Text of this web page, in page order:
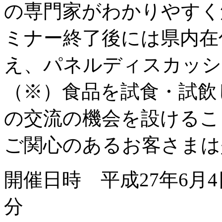
の専門家がわかりやす
ミナー終了後には県内
え、パネルディスカッ
（※）食品を試食・試
の交流の機会を設ける
ご関心のあるお客さま
開催日時 平成27年6月4
分